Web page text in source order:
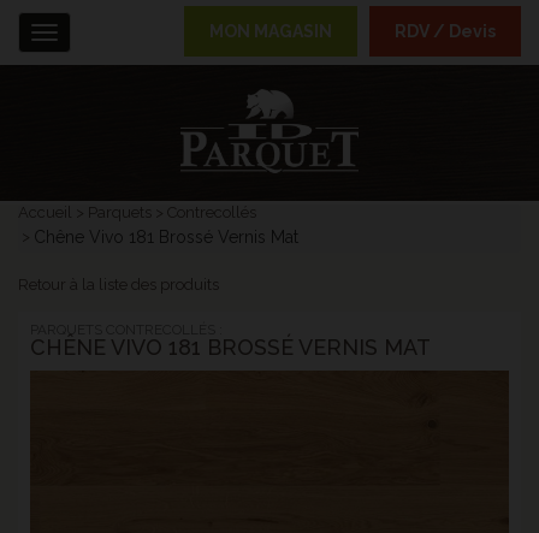
Accueil Parquets Contrecollés
Chêne Vivo 181 Brossé Vernis Mat
Retour à la liste des produits
CHÊNE VIVO 181 BROSSÉ VERNIS MAT
Menu MON MAGASIN RDV / Devis